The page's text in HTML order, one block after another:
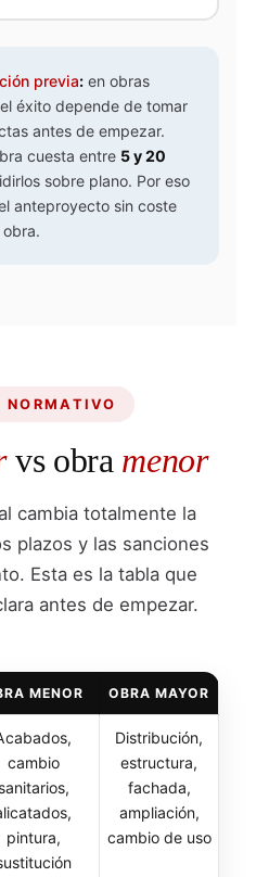
previa: en obras
éxito depende de tomar
antes de empezar.
cuesta entre 5 y 20
sobre plano. Por eso
anteproyecto sin coste
NORMATIVO
vs obra menor
cambia totalmente la
plazos y las sanciones
Esta es la tabla que
antes de empezar.
MENOR OBRA MAYOR
cambio
sanitarios,
pintura,
Distribución,
estructura,
fachada,
ampliación,
cambio de uso